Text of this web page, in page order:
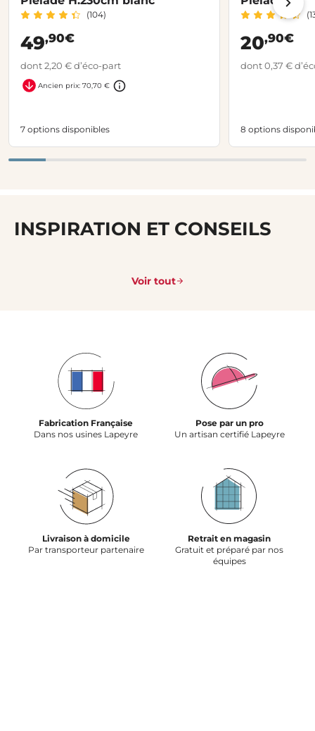
(104)
49,90€
dont 2,20 € d’éco-part
Ancien prix: 70,70 €
7 options disponibles
20,90€
dont 0,37 €
8 options
INSPIRATION ET CONSEILS
Voir tout
Fabrication Française
Dans nos usines Lapeyre
Pose par un pro
Un artisan certifié Lapeyre
Livraison à domicile
Par transporteur partenaire
Retrait en magasin
Gratuit et préparé par nos
équipes